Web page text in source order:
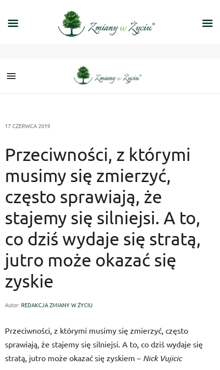
17 CZERWCA 2019
Przeciwności, z którymi
musimy się zmierzyć,
często sprawiają, że
stajemy się silniejsi. A to,
co dziś wydaje się stratą,
jutro może okazać się
zyskie
Autor: REDAKCJA ZMIANY W ŻYCIU
Przeciwności, z którymi musimy się zmierzyć, często
sprawiają, że stajemy się silniejsi. A to, co dziś wydaje się
stratą, jutro może okazać się zyskiem – Nick Vujicic